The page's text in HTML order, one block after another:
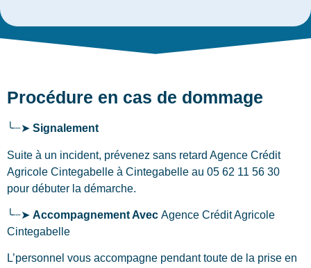
Procédure en cas de dommage
╰┈➤ Signalement
Suite à un incident, prévenez sans retard Agence Crédit
Agricole Cintegabelle à Cintegabelle au 05 62 11 56 30
pour débuter la démarche.
╰┈➤ Accompagnement Avec Agence Crédit Agricole
Cintegabelle
L’personnel vous accompagne pendant toute de la prise en